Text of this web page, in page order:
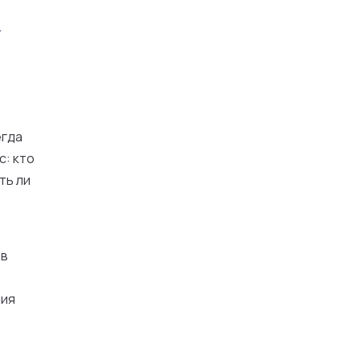
кто
ли